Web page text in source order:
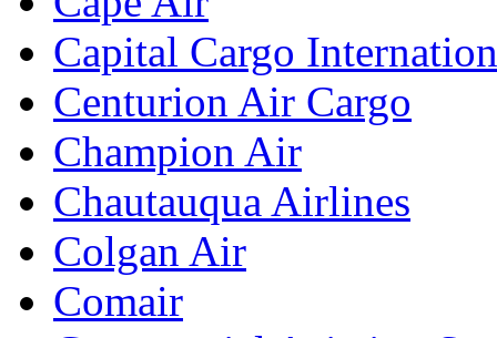
Capital Cargo
Centurion Air Cargo
Champion Air
Chautauqua Airlines
Colgan Air
Comair